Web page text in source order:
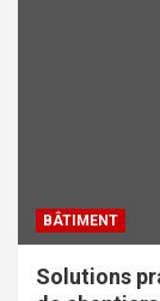
BÂTIMENT
Solutions